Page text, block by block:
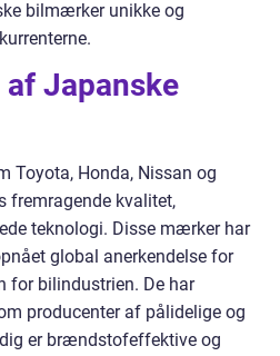
bilmærker unikke og
Japanske
Toyota, Honda, Nissan og
fremragende kvalitet,
teknologi. Disse mærker har
global anerkendelse for
for bilindustrien. De har
producenter af pålidelige og
er brændstofeffektive og